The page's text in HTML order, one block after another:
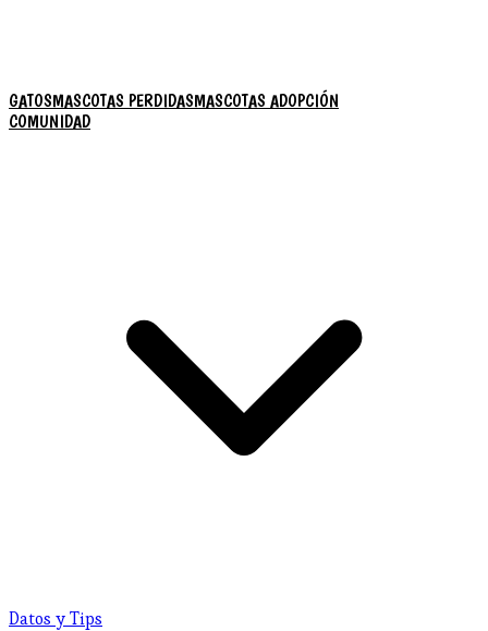
GATOSMASCOTAS PERDIDASMASCOTAS ADOPCIÓN
COMUNIDAD
Datos y Tips